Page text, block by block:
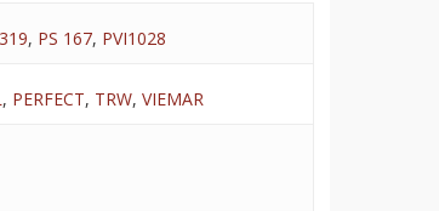
, PS 167, PVI1028
, PERFECT, TRW, VIEMAR